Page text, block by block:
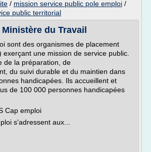
/ mission service public pole emploi /
public territorial
du Travail
sont des organismes de placement
exerçant une mission de service public.
de la préparation, de
du suivi durable et du maintien dans
handicapées. Ils accueillent et
de 100 000 personnes handicapées
Cap emploi
s'adressent aux...